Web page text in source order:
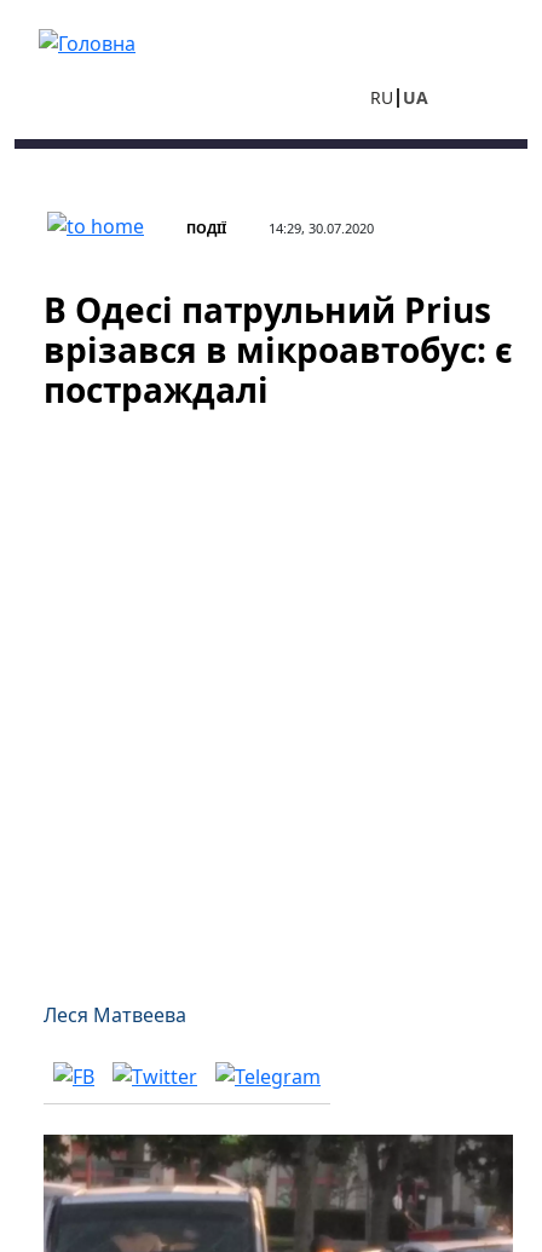
RU UA
ПОДІЇ 14:29, 30.07.2020
В Одесі патрульний Prius
врізався в мікроавтобус: є
постраждалі
Леся Матвеева